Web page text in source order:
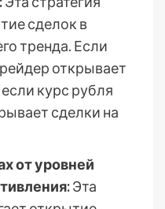
сделок в
тренда. Если
открывает
курс рубля
сделки на
от уровней
Эта